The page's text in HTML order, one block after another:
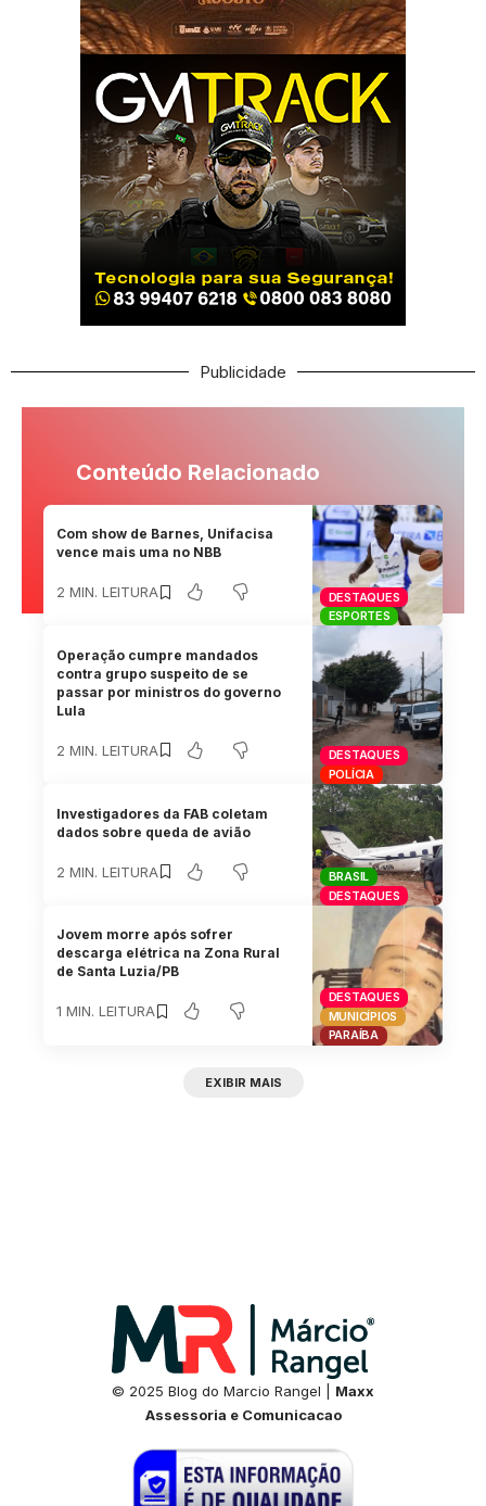
Publicidade
Conteúdo Relacionado
DESTAQUES
ESPORTES
Com show de Barnes, Unifacisa
vence mais uma no NBB
2 MIN. LEITURA
DESTAQUES
POLÍCIA
Operação cumpre mandados
contra grupo suspeito de se
passar por ministros do governo
Lula
2 MIN. LEITURA
BRASIL
DESTAQUES
Investigadores da FAB coletam
dados sobre queda de avião
2 MIN. LEITURA
DESTAQUES
MUNICÍPIOS
PARAÍBA
Jovem morre após sofrer
descarga elétrica na Zona Rural
de Santa Luzia/PB
1 MIN. LEITURA
EXIBIR MAIS
© 2025 Blog do Marcio Rangel | Maxx
Assessoria e Comunicacao